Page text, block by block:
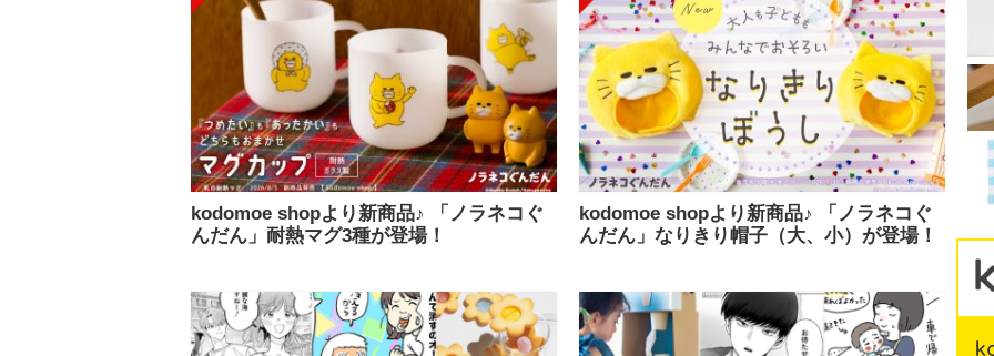
kodomoe shopより新商品♪ 「ノラネコぐ
んだん」耐熱マグ3種が登場！
kodomoe shopより新商品♪ 「ノラネコぐ
んだん」なりきり帽子（大、小）が登場！